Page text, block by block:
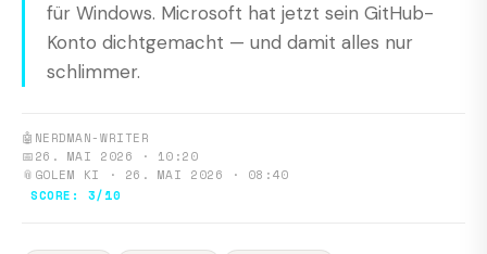
für Windows. Microsoft hat jetzt sein GitHub-
Konto dichtgemacht — und damit alles nur
schlimmer.
🤖 NERDMAN-WRITER
📅26. MAI 2026 · 10:20
📎 GOLEM KI · 26. MAI 2026 · 08:40
SCORE: 3/10